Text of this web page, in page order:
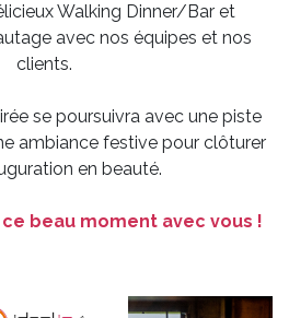
Walking Dinner/Bar et
avec nos équipes et nos
clients.
se poursuivra avec une piste
ambiance festive pour clôturer
en beauté.
beau moment avec vous !